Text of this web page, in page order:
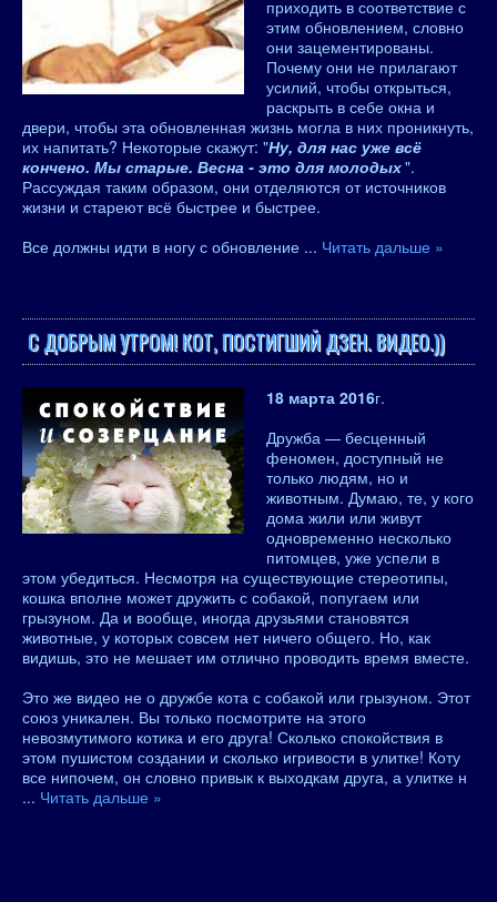
приходить в соответствие с
этим обновлением, словно
они зацементированы.
Почему они не прилагают
усилий, чтобы открыться,
раскрыть в себе окна и
двери, чтобы эта обновленная жизнь могла в них проникнуть,
их напитать? Некоторые скажут: "Ну, для нас уже всё
кончено. Мы старые. Весна - это для молодых".
Рассуждая таким образом, они отделяются от источников
жизни и стареют всё быстрее и быстрее.
Все должны идти в ногу с обновление ... Читать дальше »
С ДОБРЫМ УТРОМ! КОТ, ПОСТИГШИЙ ДЗЕН. ВИДЕО.))
18 марта 2016г.
Дружба — бесценный
феномен, доступный не
только людям, но и
животным. Думаю, те, у кого
дома жили или живут
одновременно несколько
питомцев, уже успели в
этом убедиться. Несмотря на существующие стереотипы,
кошка вполне может дружить с собакой, попугаем или
грызуном. Да и вообще, иногда друзьями становятся
животные, у которых совсем нет ничего общего. Но, как
видишь, это не мешает им отлично проводить время вместе.
Это же видео не о дружбе кота с собакой или грызуном. Этот
союз уникален. Вы только посмотрите на этого
невозмутимого котика и его друга! Сколько спокойствия в
этом пушистом создании и сколько игривости в улитке! Коту
все нипочем, он словно привык к выходкам друга, а улитке н
... Читать дальше »